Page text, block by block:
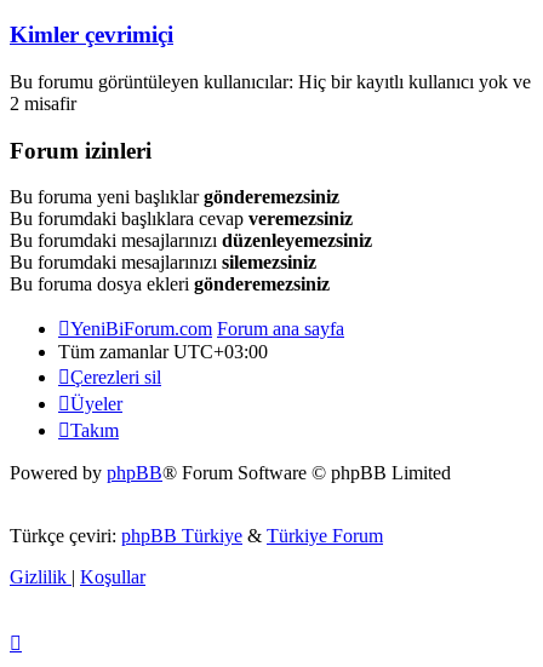
Kimler çevrimiçi
Bu forumu görüntüleyen kullanıcılar: Hiç bir kayıtlı kullanıcı yok ve
2 misafir
Forum izinleri
Bu foruma yeni başlıklargönderemezsiniz
Bu forumdaki başlıklara cevap veremezsiniz
Bu forumdaki mesajlarınızı düzenleyemezsiniz
Bu forumdaki mesajlarınızı silemezsiniz
Bu foruma dosya ekleri gönderemezsiniz
YeniBiForum.com Forum ana sayfa
Tüm zamanlarUTC+03:00
Çerezleri sil
Üyeler
Takım
Powered by phpBB® Forum Software © phpBB Limited
Türkçe çeviri: phpBB Türkiye & Türkiye Forum
Gizlilik | Koşullar